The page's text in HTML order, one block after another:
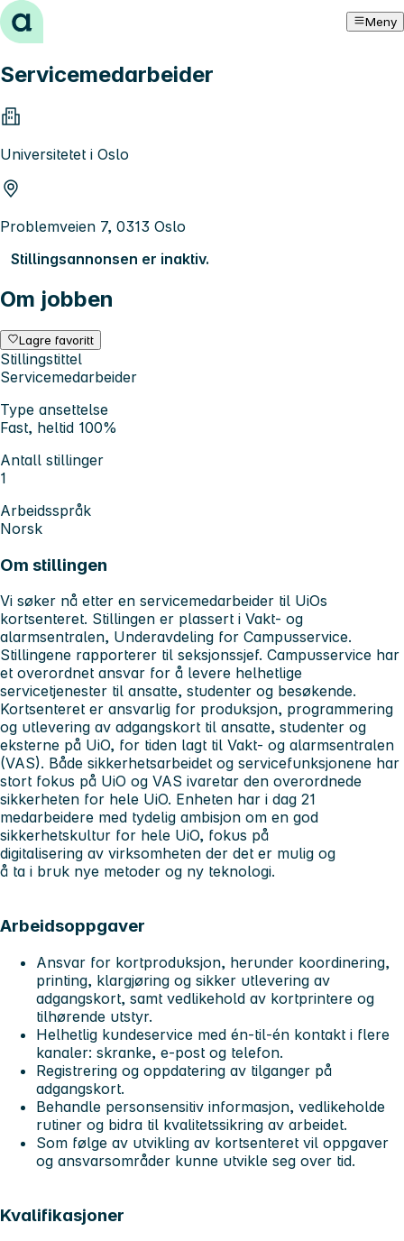
Hopp til innhold Meny
Servicemedarbeider
Universitetet i Oslo
Problemveien 7, 0313 Oslo
Stillingsannonsen er inaktiv.
Om jobben
Lagre favoritt
Stillingstittel
Servicemedarbeider
Type ansettelse
Fast, heltid 100%
Antall stillinger
1
Arbeidsspråk
Norsk
Om stillingen
Vi søker nå etter en servicemedarbeider til UiOs
kortsenteret. Stillingen er plassert i Vakt- og
alarmsentralen, Underavdeling for Campusservice.
Stillingene rapporterer til seksjonssjef. Campusservice har
et overordnet ansvar for å levere helhetlige
servicetjenester til ansatte, studenter og besøkende.
Kortsenteret er ansvarlig for produksjon, programmering
og utlevering av adgangskort til ansatte, studenter og
eksterne på UiO, for tiden lagt til Vakt- og alarmsentralen
(VAS). Både sikkerhetsarbeidet og servicefunksjonene har
stort fokus på UiO og VAS ivaretar den overordnede
sikkerheten for hele UiO. Enheten har i dag 21
medarbeidere med tydelig ambisjon om en god
sikkerhetskultur for hele UiO, fokus på
digitalisering av virksomheten der det er mulig og
å ta i bruk nye metoder og ny teknologi.
Arbeidsoppgaver
Ansvar for kortproduksjon, herunder koordinering,
printing, klargjøring og sikker utlevering av
adgangskort, samt vedlikehold av kortprintere og
tilhørende utstyr.
Helhetlig kundeservice med én-til-én kontakt i flere
kanaler: skranke, e‑post og telefon.
Registrering og oppdatering av tilganger på
adgangskort.
Behandle personsensitiv informasjon, vedlikeholde
rutiner og bidra til kvalitetssikring av arbeidet.
Som følge av utvikling av kortsenteret vil oppgaver
og ansvarsområder kunne utvikle seg over tid.
Kvalifikasjoner